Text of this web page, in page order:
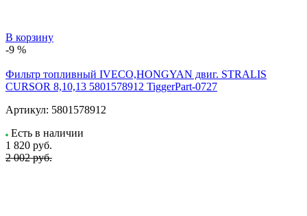
В корзину
-9 %
Фильтр топливный IVECO,HONGYAN двиг. STRALIS
CURSOR 8,10,13 5801578912 TiggerPart-0727
Артикул: 5801578912
Есть в наличии
1 820 руб.
2 002 руб.